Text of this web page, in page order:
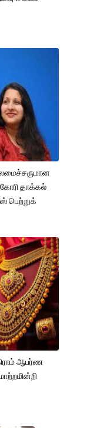
கோரி தாக்கல்
பெற்றுக்
ஆபர்ண